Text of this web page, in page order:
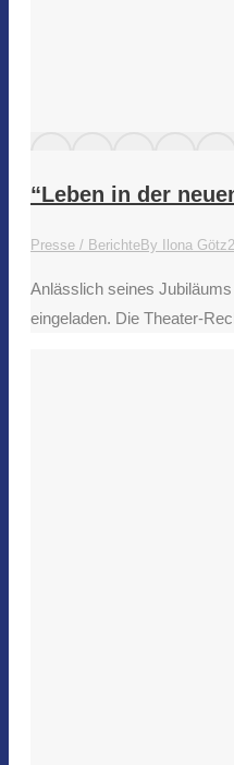
“Leben in der
Presse / BerichteBy Ilona Götz
Anlässlich seines
eingeladen. Die Theater-